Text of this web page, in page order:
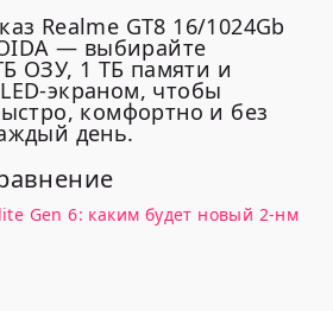
Realme GT8 16/1024Gb
— выбирайте
ОЗУ, 1 ТБ памяти и
экраном, чтобы
комфортно и без
день.
Gen 6: каким будет новый 2-нм